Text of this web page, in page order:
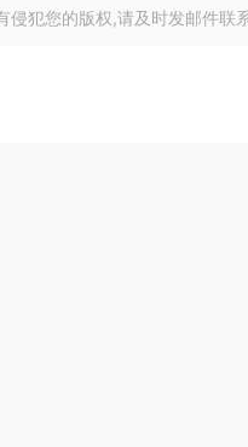
犯您的版权,请及时发邮件联